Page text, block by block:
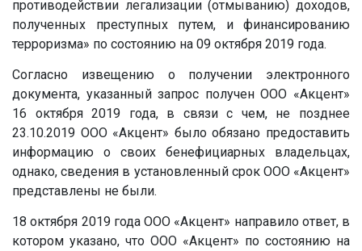
противодействии легализации (отмыванию) доходов,
полученных преступных путем, и финансированию
терроризма» по состоянию на 09 октября 2019 года.
Согласно извещению о получении электронного
документа, указанный запрос получен ООО «Акцент»
16 октября 2019 года, в связи с чем, не позднее
23.10.2019 ООО «Акцент» было обязано предоставить
информацию о своих бенефициарных владельцах,
однако, сведения в установленный срок ООО «Акцент»
представлены не были.
18 октября 2019 года ООО «Акцент» направило ответ, в
котором указано, что ООО «Акцент» по состоянию на